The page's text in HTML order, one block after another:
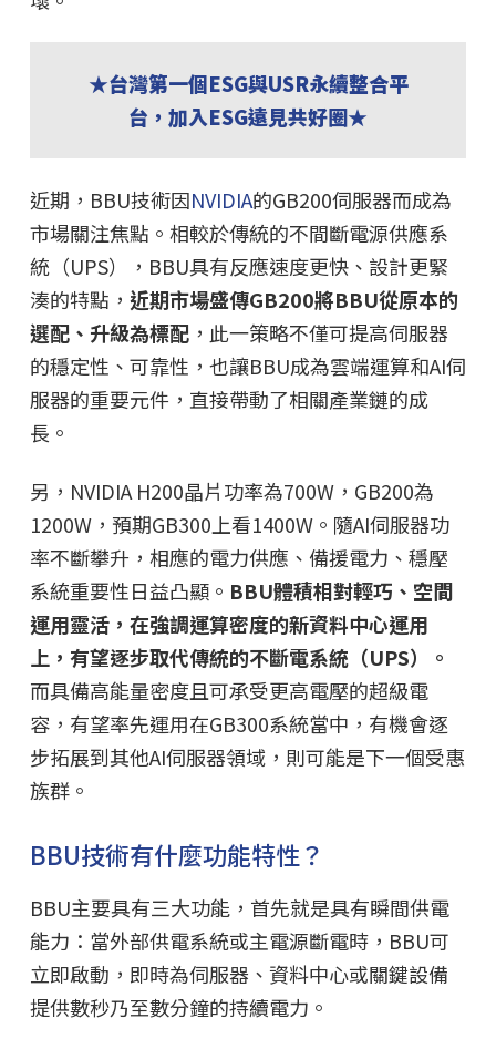
★台灣第一個ESG與USR永續整合平
台，加入ESG遠見共好圈★
近期，BBU技術因NVIDIA的GB200伺服器而成為
市場關注焦點。相較於傳統的不間斷電源供應系
統（UPS），BBU具有反應速度更快、設計更緊
湊的特點， 近期市場盛傳GB200將BBU從原本的
選配、升級為標配，此一策略不僅可提高伺服器
的穩定性、可靠性，也讓BBU成為雲端運算和AI伺
服器的重要元件，直接帶動了相關產業鏈的成
長。
另，NVIDIA H200晶片功率為700W，GB200為
1200W，預期GB300上看1400W。隨AI伺服器功
率不斷攀升，相應的電力供應、備援電力、穩壓
系統重要性日益凸顯。 BBU體積相對輕巧、空間
運用靈活，在強調運算密度的新資料中心運用
上，有望逐步取代傳統的不斷電系統（UPS）。
而具備高能量密度且可承受更高電壓的超級電
容，有望率先運用在GB300系統當中，有機會逐
步拓展到其他AI伺服器領域，則可能是下一個受惠
族群。
BBU技術有什麼功能特性？
BBU主要具有三大功能，首先就是具有瞬間供電
能力：當外部供電系統或主電源斷電時，BBU可
立即啟動，即時為伺服器、資料中心或關鍵設備
提供數秒乃至數分鐘的持續電力。